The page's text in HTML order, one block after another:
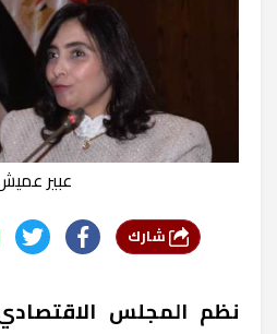
عبير
نظم المجلس